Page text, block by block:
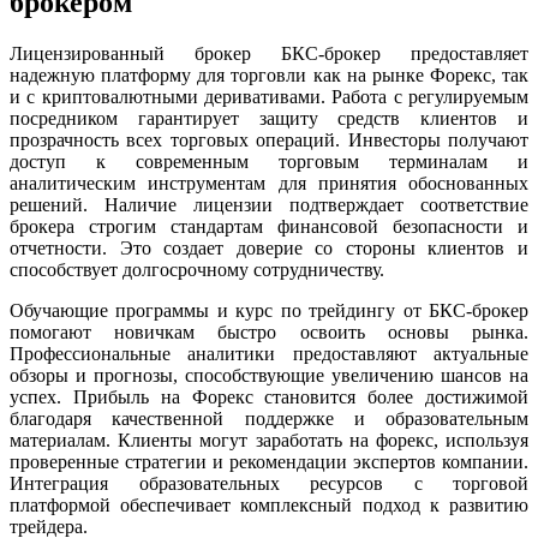
Лицензированный брокер БКС-брокер предоставляет
надежную платформу для торговли как на рынке Форекс, так
и с криптовалютными деривативами. Работа с регулируемым
посредником гарантирует защиту средств клиентов и
прозрачность всех торговых операций. Инвесторы получают
доступ к современным торговым терминалам и
аналитическим инструментам для принятия обоснованных
решений. Наличие лицензии подтверждает соответствие
брокера строгим стандартам финансовой безопасности и
отчетности. Это создает доверие со стороны клиентов и
способствует долгосрочному сотрудничеству.
Обучающие программы и курс по трейдингу от БКС-брокер
помогают новичкам быстро освоить основы рынка.
Профессиональные аналитики предоставляют актуальные
обзоры и прогнозы, способствующие увеличению шансов на
успех. Прибыль на Форекс становится более достижимой
благодаря качественной поддержке и образовательным
материалам. Клиенты могут заработать на форекс, используя
проверенные стратегии и рекомендации экспертов компании.
Интеграция образовательных ресурсов с торговой
платформой обеспечивает комплексный подход к развитию
трейдера.